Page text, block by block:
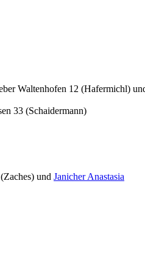
Waltenhofen 12 (Hafermichl)
33 (Schaidermann)
und Janicher Anastasia